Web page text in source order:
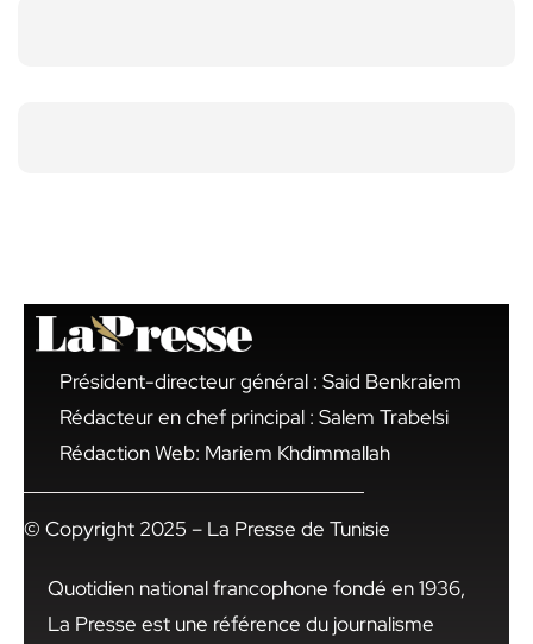
Président-directeur général : Said Benkraiem
Rédacteur en chef principal : Salem Trabelsi
Rédaction Web: Mariem Khdimmallah
© Copyright 2025 – La Presse de Tunisie
Quotidien national francophone fondé en 1936,
La Presse est une référence du journalisme